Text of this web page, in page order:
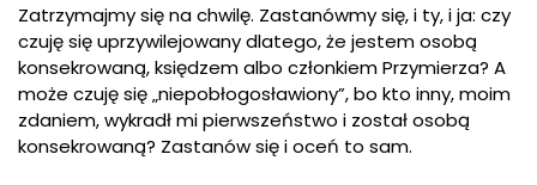
Zatrzymajmy się na chwilę. Zastanówmy się, i ty, i ja: czy
czuję się uprzywilejowany dlatego, że jestem osobą
konsekrowaną, księdzem albo członkiem Przymierza? A
może czuję się „niepobłogosławiony”, bo kto inny, moim
zdaniem, wykradł mi pierwszeństwo i został osobą
konsekrowaną? Zastanów się i oceń to sam.